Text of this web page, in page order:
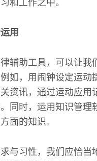
和工作之中。
用
辅助工具，可以让我
如，用闹钟设定运动
资讯，通过运动应用
同时，运用知识管理
面的知识。
与习性，我们应恰当